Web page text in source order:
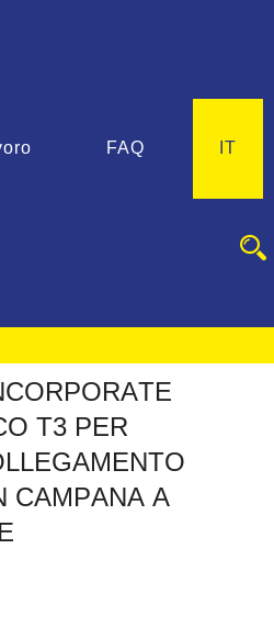
FAQ IT
CORPORATE
O T3 PER
LLEGAMENTO
CAMPANA A
E